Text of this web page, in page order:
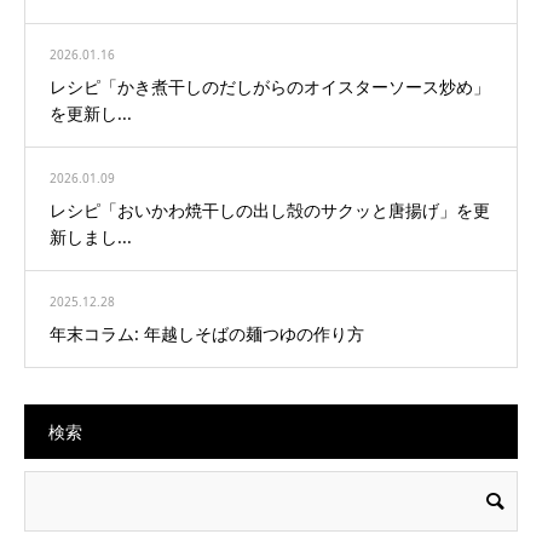
2026.01.16
レシピ「かき煮干しのだしがらのオイスターソース炒め」
を更新し...
2026.01.09
レシピ「おいかわ焼干しの出し殻のサクッと唐揚げ」を更
新しまし...
2025.12.28
年末コラム: 年越しそばの麺つゆの作り方
検索